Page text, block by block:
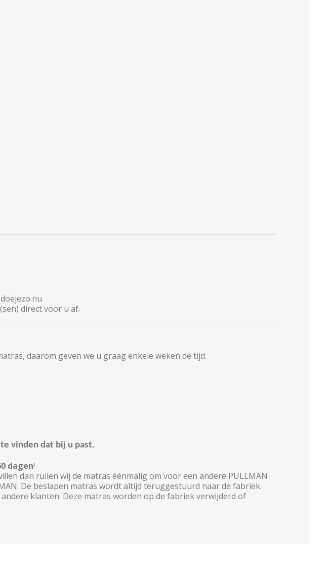
direct voor u af.
daarom geven we u graag enkele weken de tijd.
vinden dat bij u past.
dagen!
dan ruilen wij de matras éénmalig om voor een andere PULLMAN
De beslapen matras wordt altijd teruggestuurd naar de fabriek.
klanten. Deze matras worden op de fabriek verwijderd of